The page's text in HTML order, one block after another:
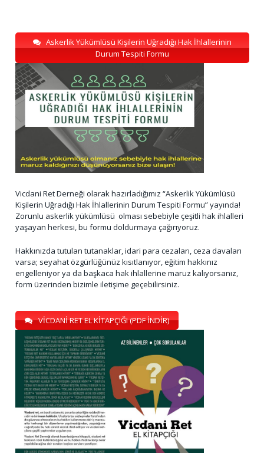
Askerlik Yükümlüsü Kişilerin Uğradığı Hak İhlallerinin
Durum Tespiti Formu
Vicdani Ret Derneği olarak hazırladığımız “Askerlik Yükümlüsü
Kişilerin Uğradığı Hak İhlallerinin Durum Tespiti Formu” yayında!
Zorunlu askerlik yükümlüsü olması sebebiyle çeşitli hak ihlalleri
yaşayan herkesi, bu formu doldurmaya çağırıyoruz.
Hakkınızda tutulan tutanaklar, idari para cezaları, ceza davaları
varsa; seyahat özgürlüğünüz kısıtlanıyor, eğitim hakkınız
engelleniyor ya da başkaca hak ihlallerine maruz kalıyorsanız,
form üzerinden bizimle iletişime geçebilirsiniz.
VİCDANİ RET EL KİTAPÇIĞI (PDF İNDİR)